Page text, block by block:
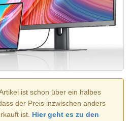
ist schon über ein halbes
der Preis inzwischen anders
ist. Hier geht es zu den